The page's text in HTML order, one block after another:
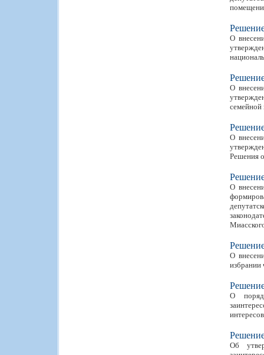
О
О
семейной
О
Решения
О
О
избрании
О
интересов
Об